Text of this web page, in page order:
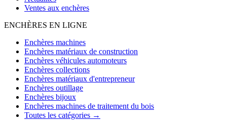
Ventes aux enchères
ENCHÈRES EN LIGNE
Enchères machines
Enchères matériaux de construction
Enchères véhicules automoteurs
Enchères collections
Enchères matériaux d'entrepreneur
Enchères outillage
Enchères bijoux
Enchères machines de traitement du bois
Toutes les catégories →